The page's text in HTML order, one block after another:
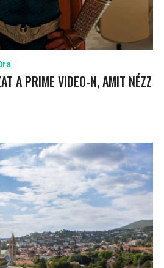
A PRIME VIDEO-N, AMIT NÉZZ